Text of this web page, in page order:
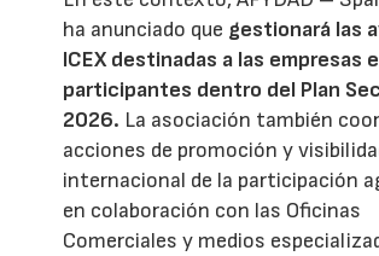
ha anunciado que gestionará las
ICEX destinadas a las empresas
participantes dentro del Plan
2026. La asociación también
acciones de promoción y
internacional de la participación
en colaboración con las Oficinas
Comerciales y medios